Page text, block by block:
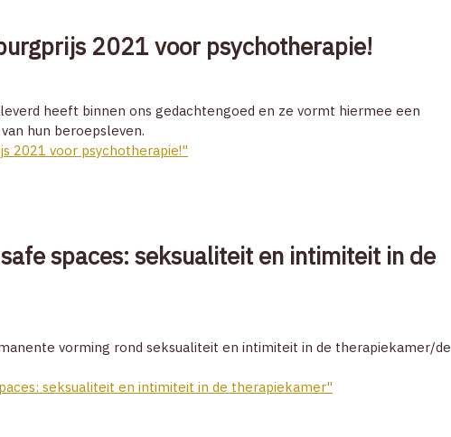
2021 voor psychotherapie!
heeft binnen ons gedachtengoed en ze vormt hiermee een
hun beroepsleven.
2021 voor psychotherapie!"
spaces: seksualiteit en intimiteit in de
vorming rond seksualiteit en intimiteit in de therapiekamer/de
seksualiteit en intimiteit in de therapiekamer"